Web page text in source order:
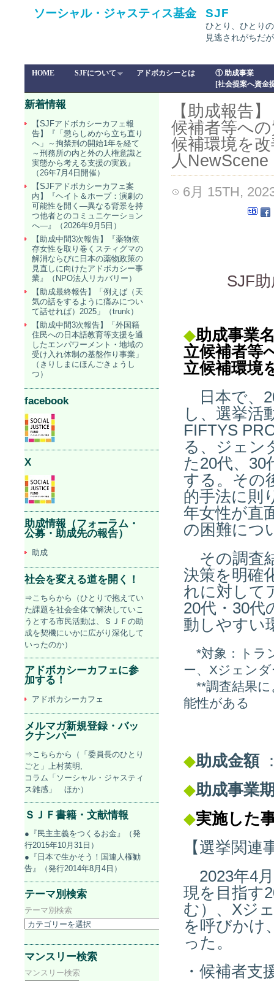
ソーシャル・ジャスティス基金 SJF
ひとり、ひとり
見逃されがちだ
HOME SJFについて アドボカシーとは
① 助成事業
[社会提案へ資金
【助成報告
候補者等へ
候補環境を
人NewScene
6月 15TH,
SJF
◆助成事業
立候補者等
立候補環境
日本で、
し、選挙活
FIFTYS
る、ジェン
た20代、30
する。その
的手法に則
年女性が直
の困難につ
その調査
決策を明確
れに対して
20代・30代
動しやすい
*対象：トラ
ー、Xジェン
**調査結果に
能性がある
◆助成金額
◆助成事業
◆実施した
【選挙関連
2023年4
現を目指す
む）、Xジ
を呼びかけ
った。
・候補者支
新着情報
【SJFアドボカシーカフェ報
告】『「懲らしめから立ち直り
へ」～拘禁刑の開始1年を経て
～刑務所の内と外の人権意識と
実態から考える支援の実践』
（26年7月4日開催）
【SJFアドボカシーカフェ案
内】『ヘイト＆ホープ：演劇の
可能性を開く―異なる背景を持
つ他者とのコミュニケーション
へ―』（2026年9月5日）
【助成中間3次報告】『薬物依
存女性を取り巻くスティグマの
解消ならびに日本の薬物政策の
見直しに向けたアドボカシー事
業』（NPO法人リカバリー）
【助成最終報告】「例えば（天
気の話をするように痛みについ
て話せれば）2025」（trunk）
【助成中間3次報告】「外国籍
住民への日本語教育等支援を通
したエンパワーメント・地域の
受け入れ体制の基盤作り事業」
（きりしまにほんごきょうし
つ）
facebook
X
助成情報（フォーラム・
公募・助成先の報告）
助成
社会を変える道を開く！
⇒こちらから（ひとりで抱えてい
た課題を社会全体で解決していこ
うとする市民活動は、ＳＪＦの助
成を契機にいかに広がり深化して
いったのか）
アドボカシーカフェに参
加する！
アドボカシーカフェ
メルマガ新規登録・バッ
クナンバー
⇒こちらから（「委員長のひとり
ごと」上村英明,
コラム「ソーシャル・ジャスティ
ス雑感」 ほか）
ＳＪＦ書籍・文献情報
●『民主主義をつくるお金』（発
行2015年10月31日）
●『日本で生かそう！国連人権勧
告』（発行2014年8月4日）
テーマ別検索
テーマ別検索
マンスリー検索
マンスリー検索